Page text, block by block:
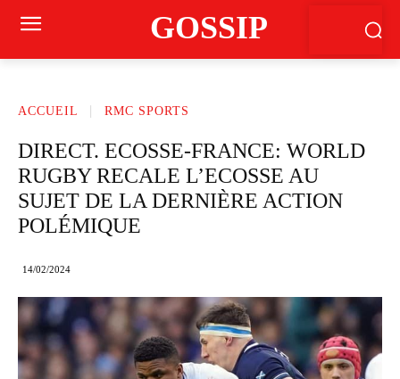
GOSSIP
ACCUEIL RMC SPORTS
DIRECT. ECOSSE-FRANCE: WORLD
RUGBY RECALE L’ECOSSE AU
SUJET DE LA DERNIÈRE ACTION
POLÉMIQUE
14/02/2024